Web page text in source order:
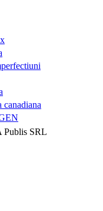
canadiana
Publis SRL